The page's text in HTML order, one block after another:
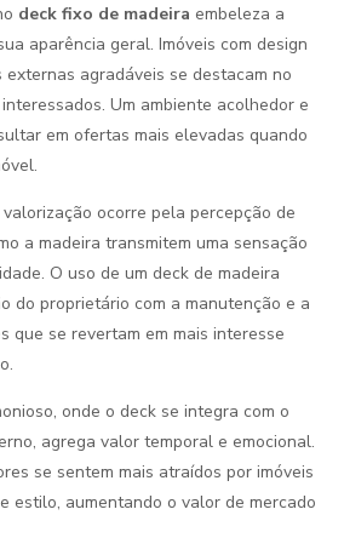
deck fixo de madeira embeleza a
aparência geral. Imóveis com design
agradáveis se destacam no
Um ambiente acolhedor e
em ofertas mais elevadas quando
ocorre pela percepção de
a madeira transmitem uma sensação
O uso de um deck de madeira
do proprietário com a manutenção e a
que se revertam em mais interesse
onde o deck se integra com o
agrega valor temporal e emocional.
se sentem mais atraídos por imóveis
estilo, aumentando o valor de mercado